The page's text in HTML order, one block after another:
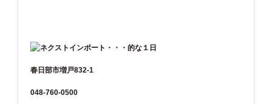
春日部市増戸832-1
048-760-0500